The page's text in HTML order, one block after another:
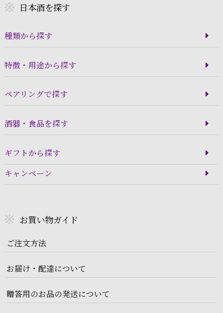
日本酒を探す
種類から探す
特徴・用途から探す
ペアリングで探す
酒器・食品を探す
ギフトから探す
キャンペーン
お買い物ガイド
ご注文方法
お届け・配達について
贈答用のお品の発送について